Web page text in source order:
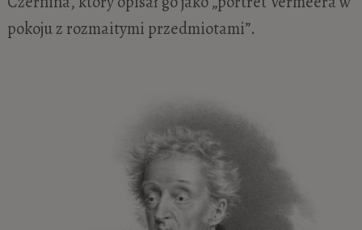
pokoju z rozmaitymi przedmiotami”.